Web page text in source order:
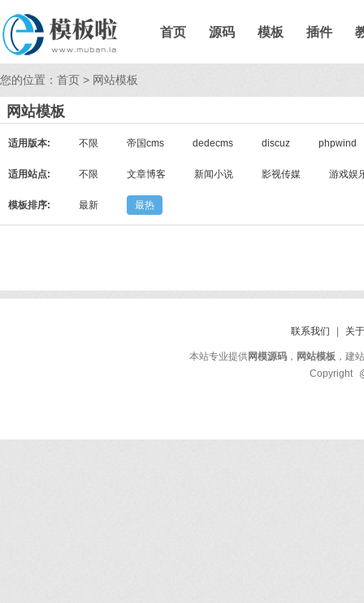
首页 源码 模板 插件
您的位置： 首页 > 网站模板
网站模板
适用版本: 不限 帝国cms dedecms discuz phpwind
适用站点: 不限 文章博客 新闻小说 影视传媒 游戏娱
模板排序: 最新 最热
联系我们 关
本站专业提供网模源码 ， 网站模板 ，建
Copyright